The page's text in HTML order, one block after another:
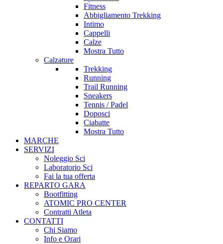
Fitness
Abbigliamento Trekking
Intimo
Cappelli
Calze
Mostra Tutto
Calzature
Trekking
Running
Trail Running
Sneakers
Tennis / Padel
Doposci
Ciabatte
Mostra Tutto
MARCHE
SERVIZI
Noleggio Sci
Laboratorio Sci
Fai la tua offerta
REPARTO GARA
Bootfitting
ATOMIC PRO CENTER
Contratti Atleta
CONTATTI
Chi Siamo
Info e Orari